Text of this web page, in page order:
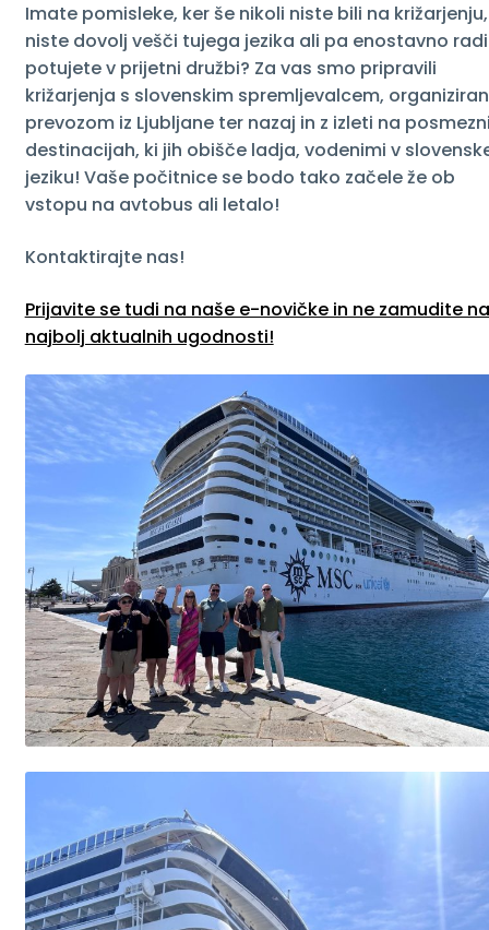
Imate pomisleke, ker še nikoli niste bili na križarjenju,
niste dovolj vešči tujega jezika ali pa enostavno radi
potujete v prijetni družbi? Za vas smo pripravili
križarjenja s slovenskim spremljevalcem,
prevozom iz Ljubljane ter nazaj in z izleti na
destinacijah, ki jih obišče ladja, vodenimi v
jeziku! Vaše počitnice se bodo tako začele že ob
vstopu na avtobus ali letalo!
Kontaktirajte nas!
Prijavite se tudi na naše e-novičke in ne zamudite
najbolj aktualnih ugodnosti!